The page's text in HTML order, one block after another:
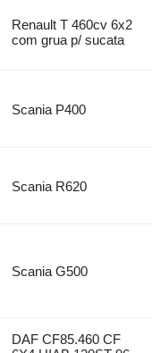
Renault T 460cv 6x2
com grua p/ sucata
Scania P400
Scania R620
Scania G500
DAF CF85.460 CF